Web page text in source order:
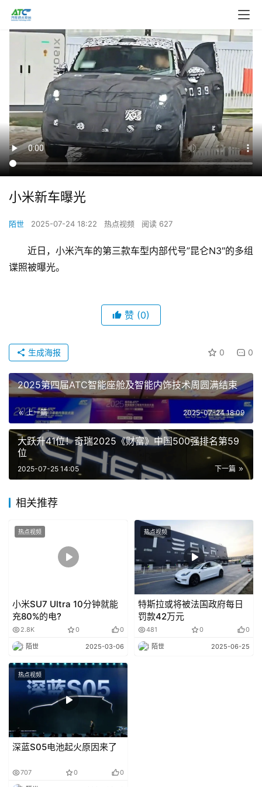
小米新车曝光
陌世 2025-07-24 18:22 热点视频 阅读 627
近日，小米汽车的第三款车型内部代号”昆仑N3″的多组
谍照被曝光。
赞 (0)
0 0
生成海报
2025第四届ATC智能座舱及智能内饰技术周圆满结束
上一篇 2025-07-24 18:09
大跃升41位！奇瑞2025《财富》中国500强排名第59
位
下一篇
2025-07-25 14:05
相关推荐
热点视频
小米SU7 Ultra 10分钟就能
充80%的电?
2.8K 0 0
陌世 2025-03-06
热点视频
特斯拉或将被法国政府每日
罚款42万元
481 0 0
陌世 2025-06-25
热点视频
深蓝S05电池起火原因来了
707 0 0